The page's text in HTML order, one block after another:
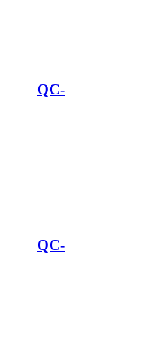
QC-
QC-